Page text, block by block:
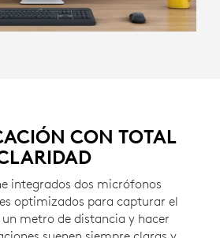
CON TOTAL
integrados dos micrófonos
optimizados para capturar el
metro de distancia y hacer